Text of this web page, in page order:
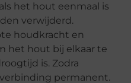
het hout eenmaal is
verwijderd.
houdkracht en
het hout bij elkaar te
is. Zodra
permanent.